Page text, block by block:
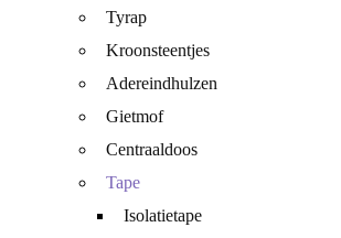
Tyrap
Kroonsteentjes
Adereindhulzen
Gietmof
Centraaldoos
Tape
Isolatietape